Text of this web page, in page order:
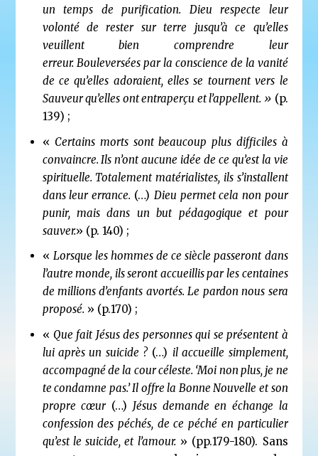
un temps de purification. Dieu respecte leur
volonté de rester sur terre jusqu’à ce qu’elles
veuillent bien comprendre leur
erreur. Bouleversées par la conscience de la vanité
de ce qu’elles adoraient, elles se tournent vers le
Sauveur qu’elles ont entraperçu et l’appellent. » (p.
139) ;
« Certains morts sont beaucoup plus difficiles à
convaincre. Ils n’ont aucune idée de ce qu’est la vie
spirituelle. Totalement matérialistes, ils s’installent
dans leur errance. (…) Dieu permet cela non pour
punir, mais dans un but pédagogique et pour
sauver.» (p. 140) ;
« Lorsque les hommes de ce siècle passeront dans
l’autre monde, ils seront accueillis par les centaines
de millions d’enfants avortés.Le pardon nous sera
proposé. » (p.170) ;
« Que fait Jésus des personnes qui se présentent à
lui après un suicide ?(…) il accueille simplement,
accompagné de la cour céleste. ‘Moi non plus, je ne
te condamne pas.’ Il offre la Bonne Nouvelle et son
propre cœur (…) Jésus demande en échange la
confession des péchés, de ce péché en particulier
qu’est le suicide, et l’amour.» (pp.179-180). Sans